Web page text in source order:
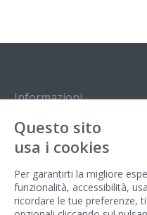
Informazioni
Contatto
Gestore del sito
Questo sito
usa i cookies
Per garantirti la migliore
funzionalità, accessibilità,
ricordare le tue preferenze,